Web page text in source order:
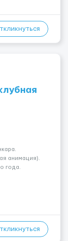
анимация).
года.